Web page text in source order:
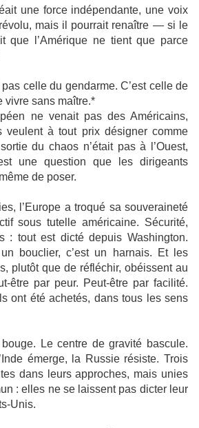
une force indépendante, une voix
mais il pourrait renaître — si le
que l’Amérique ne tient que parce
celle du gendarme. C’est celle de
vivre sans maître.*
ne venait pas des Américains,
veulent à tout prix désigner comme
du chaos n’était pas à l’Ouest,
une question que les dirigeants
de poser.
l’Europe a troqué sa souveraineté
sous tutelle américaine. Sécurité,
: tout est dicté depuis Washington.
un bouclier, c’est un harnais. Et les
plutôt que de réfléchir, obéissent au
être par peur. Peut-être par facilité.
ont été achetés, dans tous les sens
Le centre de gravité bascule.
émerge, la Russie résiste. Trois
dans leurs approches, mais unies
: elles ne se laissent pas dicter leur
Unis.